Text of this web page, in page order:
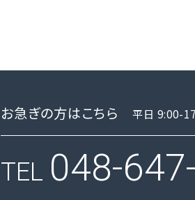
お急ぎの方はこちら 平日 9:00-
TEL 048-647-